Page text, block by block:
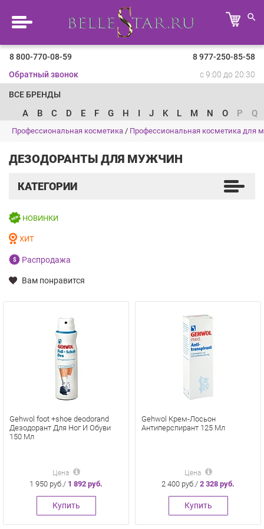
8 800-770-08-59
8 977-250-85-58
Обратный звонок
с 9:00 до 20:30
ВСЕ БРЕНДЫ
A B C D E F G H I J K L M N O P Q
Профессиональная косметика / Профессиональная косметика для
ДЕЗОДОРАНТЫ ДЛЯ МУЖЧИН
КАТЕГОРИИ
НОВИНКИ
ХИТ
Распродажа
Вам понравится
Gehwol foot +shoe deodorand
Дезодорант Для Ног И Обуви
150 Мл
Цена
1 950 руб./ 1 892 руб.
Купить
Gehwol Крем-Лосьон
Антиперспирант 125 Мл
Цена
2 400 руб./ 2 328 руб.
Купить